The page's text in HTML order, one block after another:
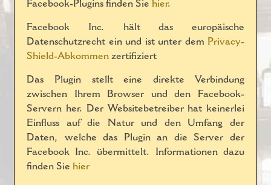
Facebook-Plugins finden Sie hier.
Facebook Inc. hält das europäische
Datenschutzrecht ein und ist unter dem Privacy-
Shield-Abkommen zertifiziert
Das Plugin stellt eine direkte Verbindung
zwischen Ihrem Browser und den Facebook-
Servern her. Der Websitebetreiber hat keinerlei
Einfluss auf die Natur und den Umfang der
Daten, welche das Plugin an die Server der
Facebook Inc. übermittelt. Informationen dazu
finden Sie hier